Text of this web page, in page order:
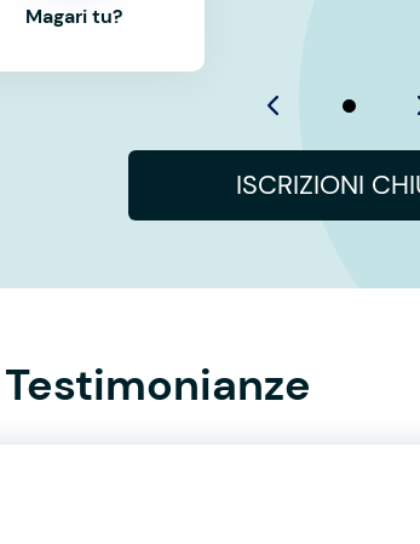
Magari tu?
ISCRIZIONI
Testimonianze